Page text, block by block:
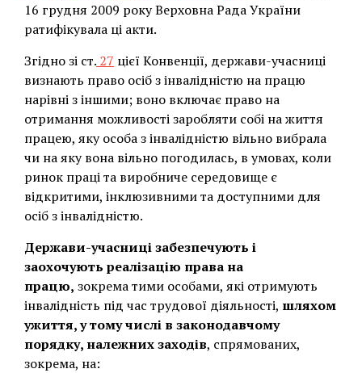
16 грудня 2009 року Верховна Рада України
ратифікувала ці акти.
Згідно зі ст. 27 цієї Конвенції, держави-учасниці
визнають право осіб з інвалідністю на працю
нарівні з іншими; воно включає право на
отримання можливості заробляти собі на життя
працею, яку особа з інвалідністю вільно вибрала
чи на яку вона вільно погодилась, в умовах, коли
ринок праці та виробниче середовище є
відкритими, інклюзивними та доступними для
осіб з інвалідністю.
Держави-учасниці забезпечують і
заохочують реалізацію права на
працю, зокрема тими особами, які отримують
інвалідність під час трудової діяльності, шляхом
ужиття, у тому числі в законодавчому
порядку, належних заходів, спрямованих,
зокрема, на: